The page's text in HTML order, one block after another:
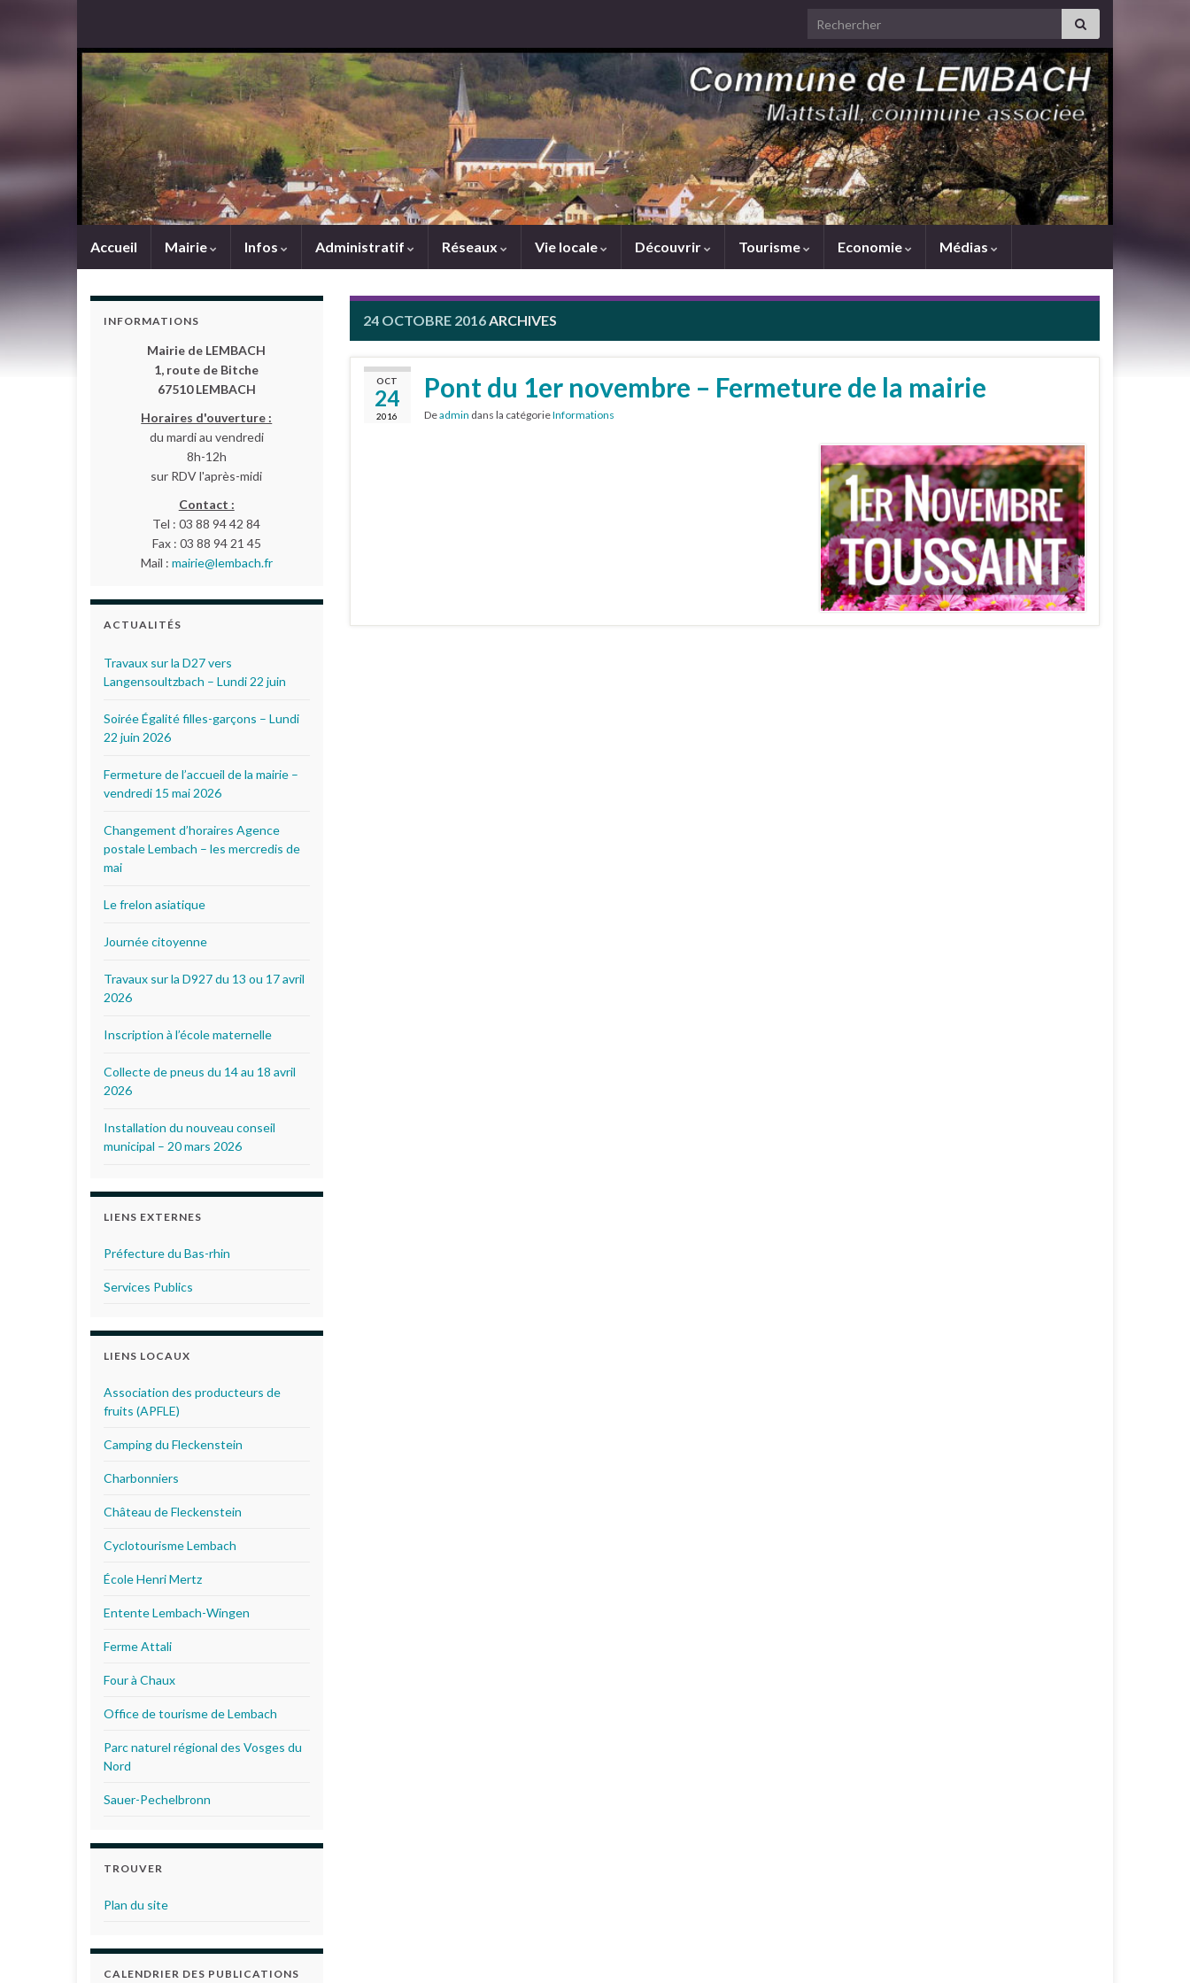
Search for:
Accueil Mairie Infos Administratif Réseaux Vie locale Découvrir Tourisme Economie Médias
24 OCTOBRE 2016ARCHIVES
OCT
24
2016
Pont du 1er novembre – Fermeture de la mairie
Deadmin dans la catégorieInformations
INFORMATIONS
Mairie de LEMBACH
1, route de Bitche
67510 LEMBACH
Horaires d'ouverture :
du mardi au vendredi
8h-12h
sur RDV l'après-midi
Contact :
Tel : 03 88 94 42 84
Fax : 03 88 94 21 45
Mail : mairie@lembach.fr
ACTUALITÉS
Travaux sur la D27 vers
Langensoultzbach – Lundi 22 juin
Soirée Égalité filles-garçons – Lundi
22 juin 2026
Fermeture de l’accueil de la mairie –
vendredi 15 mai 2026
Changement d’horaires Agence
postale Lembach – les mercredis de
mai
Le frelon asiatique
Journée citoyenne
Travaux sur la D927 du 13 ou 17 avril
2026
Inscription à l’école maternelle
Collecte de pneus du 14 au 18 avril
2026
Installation du nouveau conseil
municipal – 20 mars 2026
LIENS EXTERNES
Préfecture du Bas-rhin
Services Publics
LIENS LOCAUX
Association des producteurs de
fruits (APFLE)
Camping du Fleckenstein
Charbonniers
Château de Fleckenstein
Cyclotourisme Lembach
École Henri Mertz
Entente Lembach-Wingen
Ferme Attali
Four à Chaux
Office de tourisme de Lembach
Parc naturel régional des Vosges du
Nord
Sauer-Pechelbronn
TROUVER
Plan du site
CALENDRIER DES PUBLICATIONS